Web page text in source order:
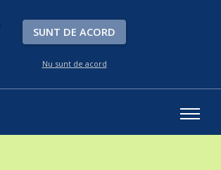
SUNT DE ACORD
Nu sunt de acord